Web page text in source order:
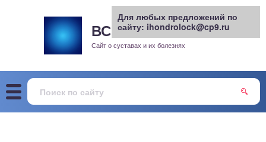
ВСЕ О СУСТАВАХ.РУ
Сайт о суставах и их болезнях
Для любых предложений по
сайту: ihondrolock@cp9.ru
сустав